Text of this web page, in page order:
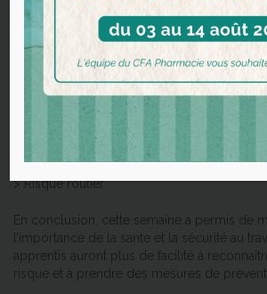
Nous avons proposé des ateliers de
risques de la pharmacie d’officine.
Ainsi, la Safety Week 2024 a été rythmée
d’expérience et mises en situation sur les
suivantes :
> Risque de chute
> Risques psychosociaux
> Troubles musculo-squelettiques
> Risque routier
En conclusion, cette semaine a permis de
l’importance de la sante et la sécurité au
apprentis auront plus de facilité à
risque et à prendre des mesures de